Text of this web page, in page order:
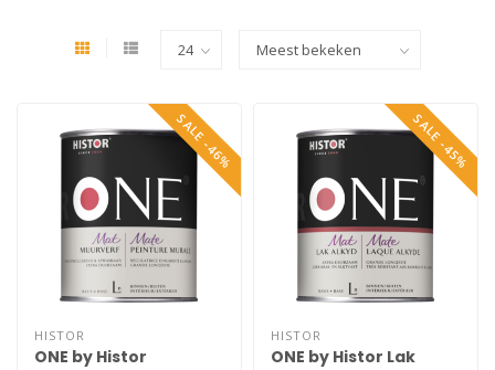
SALE -46%
HISTOR
ONE by Histor
SALE -45%
HISTOR
ONE by Histor Lak